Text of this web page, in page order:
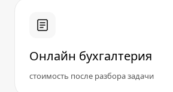
Онлайн бухгалтерия
стоимость после разбора задачи